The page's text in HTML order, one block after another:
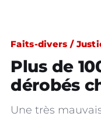
Faits-divers /
Plus de
dérobés
Une très